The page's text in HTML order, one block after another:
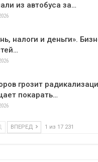
из автобуса за…
налоги и деньги».
грозит
покарать…
ВПЕРЕД 1 из 17 231